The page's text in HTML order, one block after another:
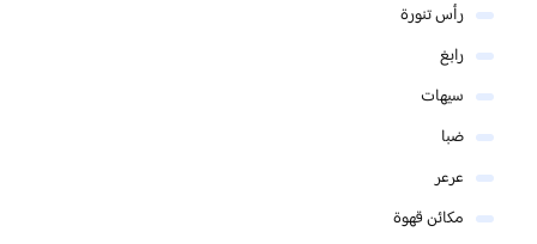
رأس تنورة
رابغ
سيهات
ضبا
عرعر
مكائن قهوة